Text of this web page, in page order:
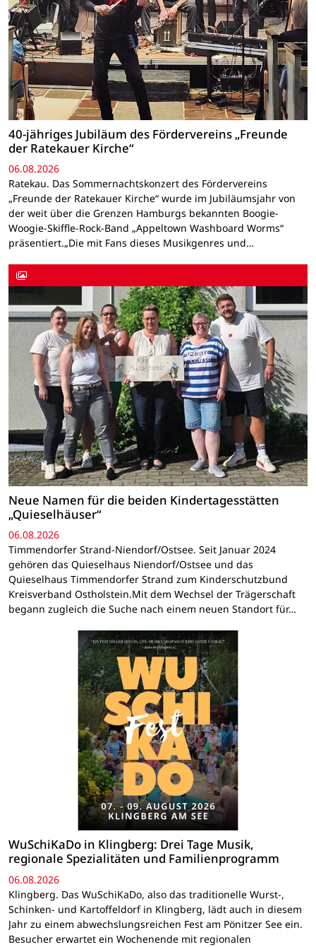
40-jähriges Jubiläum des Fördervereins „Freunde
der Ratekauer Kirche“
06.08.2026
Ratekau. Das Sommernachtskonzert des Fördervereins
„Freunde der Ratekauer Kirche“ wurde im Jubiläumsjahr von
der weit über die Grenzen Hamburgs bekannten Boogie-
Woogie-Skiffle-Rock-Band „Appeltown Washboard Worms“
präsentiert.„Die mit Fans dieses Musikgenres und…
Neue Namen für die beiden Kindertagesstätten
„Quieselhäuser“
06.08.2026
Timmendorfer Strand-Niendorf/Ostsee. Seit Januar 2024
gehören das Quieselhaus Niendorf/Ostsee und das
Quieselhaus Timmendorfer Strand zum Kinderschutzbund
Kreisverband Ostholstein.Mit dem Wechsel der Trägerschaft
begann zugleich die Suche nach einem neuen Standort für…
WuSchiKaDo in Klingberg: Drei Tage Musik,
regionale Spezialitäten und Familienprogramm
06.08.2026
Klingberg. Das WuSchiKaDo, also das traditionelle Wurst-,
Schinken- und Kartoffeldorf in Klingberg, lädt auch in diesem
Jahr zu einem abwechslungsreichen Fest am Pönitzer See ein.
Besucher erwartet ein Wochenende mit regionalen